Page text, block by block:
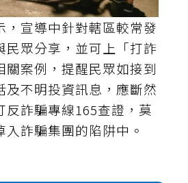
，宣導中針對轄區較常發
民眾分享，並可上「打詐
關案例，提醒民眾如接到
及不明投資訊息，應斷然
反詐騙專線165查證，莫
詐騙集團的陷阱中。